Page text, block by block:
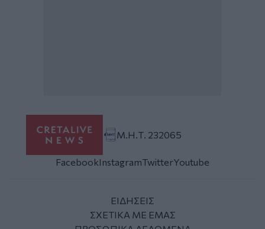
Μ.Η.Τ. 232065
FacebookInstagramTwitterYoutube
ΕΙΔΗΣΕΙΣ
ΣΧΕΤΙΚΑ ΜΕ ΕΜΑΣ